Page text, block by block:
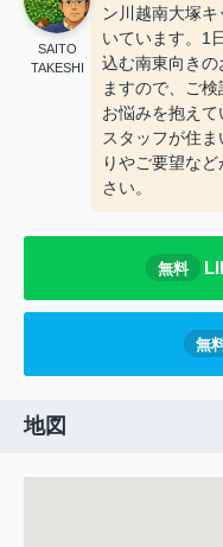
SAITO
TAKESHI
ン川越南大塚
いています。1
込む南東向き
ますので、ご
お悩みを抱え
スタッフが住
りやご要望な
さい。
無料
無
地図